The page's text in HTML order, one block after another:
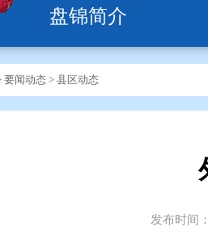
盘锦简介
要闻动态 > 县区动态
发布时间